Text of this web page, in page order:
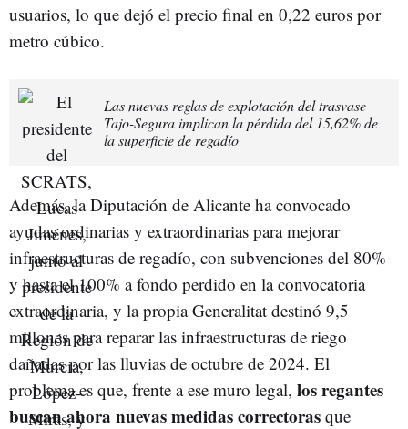
usuarios, lo que dejó el precio final en 0,22 euros por
metro cúbico.
Las nuevas reglas de explotación del trasvase
Tajo-Segura implican la pérdida del 15,62% de
la superficie de regadío
Además, la Diputación de Alicante ha convocado
ayudas ordinarias y extraordinarias para mejorar
infraestructuras de regadío, con subvenciones del 80%
y hasta el 100% a fondo perdido en la convocatoria
extraordinaria, y la propia Generalitat destinó 9,5
millones para reparar las infraestructuras de riego
dañadas por las lluvias de octubre de 2024. El
problema es que, frente a ese muro legal, los regantes
buscan ahora nuevas medidas correctoras que